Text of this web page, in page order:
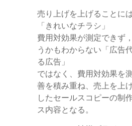
売り上げを上げることに
「きれいなチラシ」
費用対効果が測定できず
うかもわからない「広告
る広告」
ではなく、費用対効果を
善を積み重ね、売上を上
したセールスコピーの制
ス内容となる。